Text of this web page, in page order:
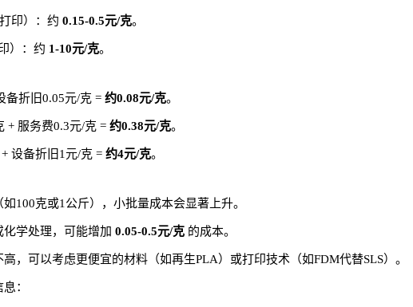
印）：约 0.15-0.5元/克。
）：约 1-10元/克。
备折旧0.05元/克 = 约0.08元/克。
+ 服务费0.3元/克 = 约0.38元/克。
设备折旧1元/克 = 约4元/克。
100克或1公斤），小批量成本会显著上升。
学处理，可能增加 0.05-0.5元/克 的成本。
，可以考虑更便宜的材料（如再生PLA）或打印技术（如FDM代替SLS）。
：